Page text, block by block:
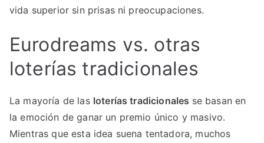
vida superior sin prisas ni preocupaciones.
Eurodreams vs. otras
loterías tradicionales
La mayoría de las loterías tradicionales se basan en
la emoción de ganar un premio único y masivo.
Mientras que esta idea suena tentadora, muchos